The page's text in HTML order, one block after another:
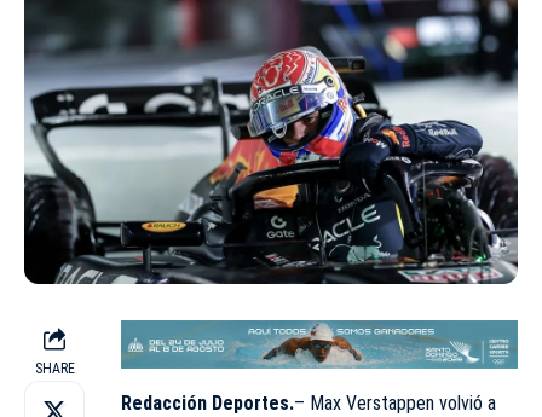
SHARE
Redacción Deportes.– Max Verstappen volvió a